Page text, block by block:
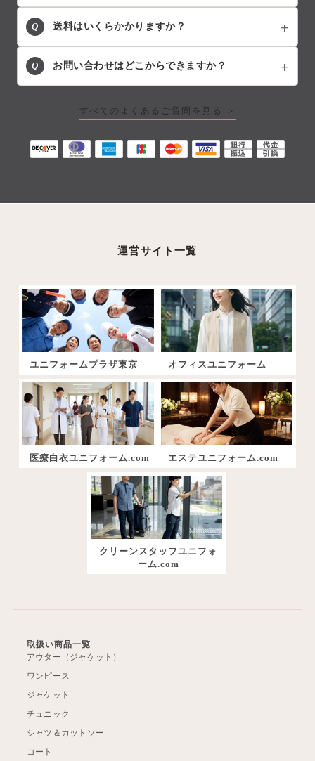
Q 送料はいくらかかりますか？
Q お問い合わせはどこからできますか？
すべてのよくあるご質問を見る ＞
運営サイト一覧
ユニフォームプラザ東京 オフィスユニフォーム
医療白衣ユニフォーム.com エステユニフォーム.com
クリーンスタッフユニフォ
ーム.com
取扱い商品一覧
アウター（ジャケット）
ワンピース
ジャケット
チュニック
シャツ＆カットソー
コート